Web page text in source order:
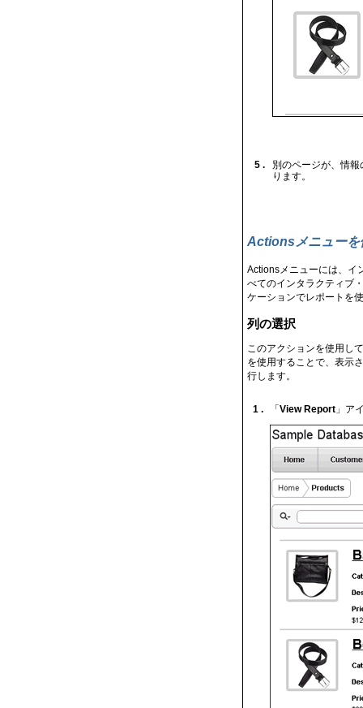
5 .
別のページが、情
ります。
Actionsメニューを
Actionsメニューには、イ
べてのインタラクティブ
ケーションでレポートを
列の選択
このアクションを使用し
を使用することで、表示
行します。
1 . 「View Report 」ア